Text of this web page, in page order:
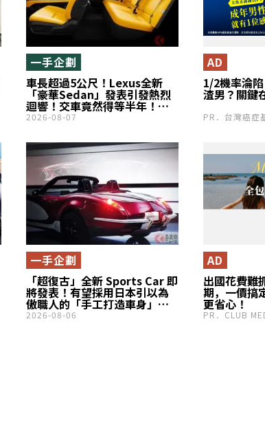
車長超過5公尺！Lexus全新
「豪華Sedan」發表引發熱烈
迴響！交車竟然得等半年！
「前衛又帥氣！」成為熱門話
Reclining座椅也是一大亮點，
全新「ES」在經銷商端的真實
評價究竟如何？
一手企劃
2026-08-07
1/2機率淪
渣男？關鍵
AD
PR．台灣癌症
「超復古」全新 Sports Car 即
將發表！有望採用日本引以為
傲職人的「手工打造車身」，
化身美麗的「雙門敞篷跑
一手企劃
2026-08-06
出國花費難
期，一價搞
更省心！
AD
PR．CLUB